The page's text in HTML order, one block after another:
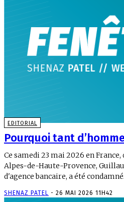
EDITORIAL
Pourquoi tant
Ce samedi 23 mai 2026 en France,
Alpes-de-Haute-Provence,
d'agence bancaire, a été
SHENAZ PATEL - 26 MAI 2026 11H42